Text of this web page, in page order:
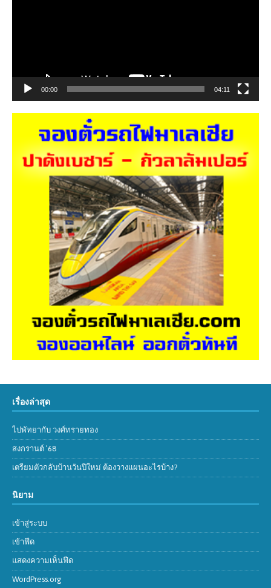
00:00 04:11
เรื่องล่าสุด
ไปพัทยากับ วงศ์ทรายทอง
สงกรานต์ ’68
เตรียมตัวกลับบ้านวันปีใหม่ ต้องวางแผนอะไรบ้าง?
นิยาม
เข้าสู่ระบบ
เข้าฟีด
แสดงความเห็นฟีด
WordPress.org